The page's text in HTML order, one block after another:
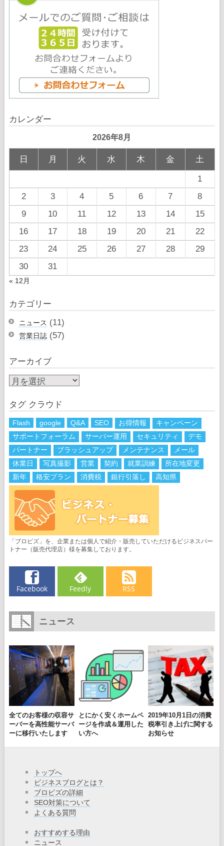
カレンダー
2026年8月
日 月 火 水 木 金 土
1
2
3 4 5 6 7
8
9
10 11 12 13 14
15
16
17 18 19 20 21
22
23
24 25 26 27 28
29
30
31
« 12月
カテゴリー
ニュース (11)
営業日誌(57)
アーカイブ
タグ クラウド
Flash google Q&A SEO お得情報
キャンペーン
サポートフォーラム
サーバー運用 セキュリティ
デモ
パートナー
ブラッシュアップ メンテナンス
メール
休業日
写真撮影 営業 契約 就業訓練
所在地変更
新年
格安プラン 消費税 銀行引落し 高知県
「ブロビズ」を、企業または個人で紹介・販売していただけるビジネスパー
トナー（販売代理店）様を募集しております。
Facebook Feedly RSS
ニュース
全てのお客様の収容サ
ーバーを高性能サーバ
ーに移行いたします
とにかく安くホームペ
ージを作成＆運用した
い方へ
2019年10月1日の消費
税率引き上げに関する
お知らせ
トップへ
ビジネスブログとは？
ブロビズの詳細
SEO対策について
よくある質問
おすすめする理由
ニュース